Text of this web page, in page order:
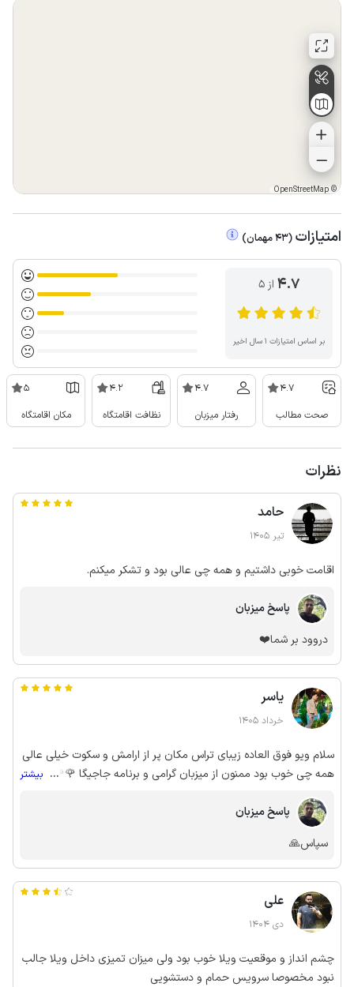
©
OpenStreetMap
امتیازات (
43مهمان)
4.7 از ۵
بر اساس امتیازات ۱ سال اخیر
4.7
صحت مطالب
4.7
رفتار میزبان
4.2
نظافت اقامتگاه
5
مکان اقامتگاه
نظرات
حامد
تیر 1405
اقامت خوبی داشتیم و همه چی عالی بود و تشکر میکنم.
پاسخ میزبان
دروود بر شما❤️
یاسر
خرداد 1405
سلام ویو فوق العاده زیبای تراس مکان پر از ارامش و سکوت خیلی عالی
همه چی خوب بود ممنون از میزبان گرامی و برنامه جاجیگا 🌹🌹🌹🌹
... بیشتر
پاسخ میزبان
سپاس🙏
علی
دی 1404
چشم انداز و موقعیت ویلا خوب بود ولی میزان تمیزی داخل ویلا جالب
نبود مخصوصا سرویس حمام و دستشویی